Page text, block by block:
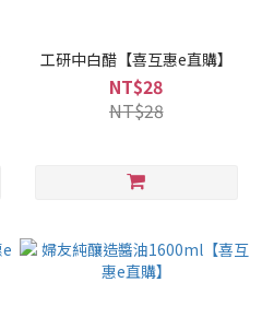
工研中白醋【喜互惠e直購】
NT$28
NT$28